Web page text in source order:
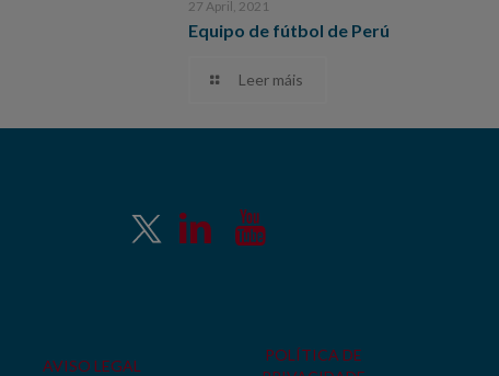
27 April, 2021
Equipo de fútbol de Perú
Leer máis
AVISO LEGAL
POLÍTICA DE